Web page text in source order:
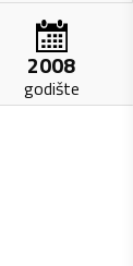
2008
godište